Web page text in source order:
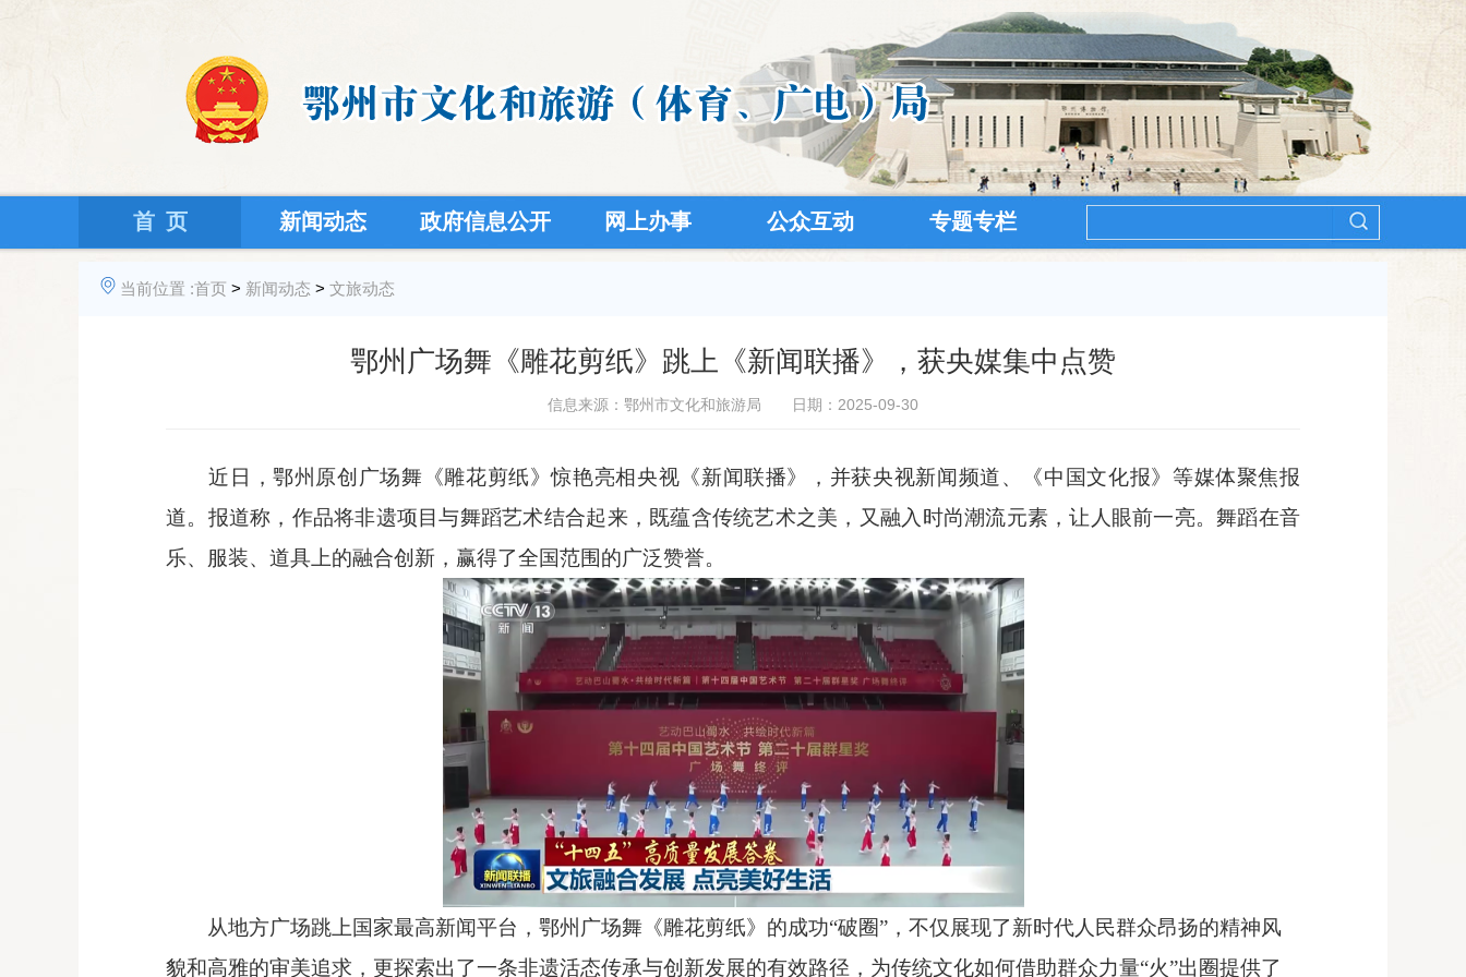
首 页 新闻动态 政府信息公开 网上办事 公众互动 专题专栏
当前位置 :首页 > 新闻动态 > 文旅动态
鄂州广场舞《雕花剪纸》跳上《新闻联播》，获央媒集中点赞
信息来源：鄂州市文化和旅游局 日期：2025-09-30
近日，鄂州 原创 广场舞《雕花剪纸》惊艳亮相央视《新闻联播》，并获央视新闻频道、
《中国文化报》等媒体聚焦报
道。 报道称，作品将非遗项目与舞蹈艺术结合起来，既蕴含传统艺术之美，又融入时尚潮流元素，让人眼前一亮。舞蹈在音
乐、服装、道具上的融合创新， 赢得了全国范围的广泛赞誉。
从地方广场跳上国家最高新闻平台，鄂州广场舞《雕花剪纸》的成功“破圈”，不仅展现了新时代人民群众昂扬的精神风
貌和高雅的审美追求，更探索出了一条非遗活态传承与创新发展的有效路径，为传统文化如何借助群众力量“火”出圈提供了